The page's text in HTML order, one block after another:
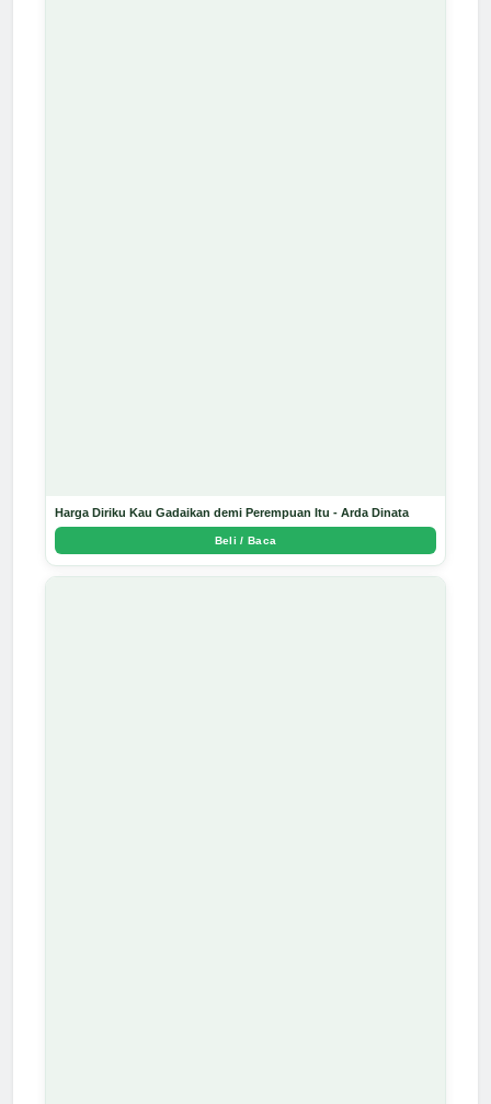
Harga Diriku Kau Gadaikan demi Perempuan Itu - Arda Dinata
Beli / Baca